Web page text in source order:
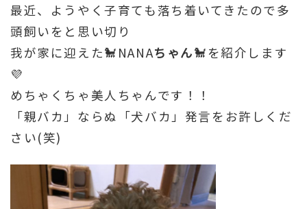
最近、ようやく子育ても落ち着いてきたので多
頭飼いをと思い切り
我が家に迎えた🐩NANAちゃん🐩を紹介します
💜
めちゃくちゃ美人ちゃんです！！
「親バカ」ならぬ「犬バカ」発言をお許しくだ
さい(笑)